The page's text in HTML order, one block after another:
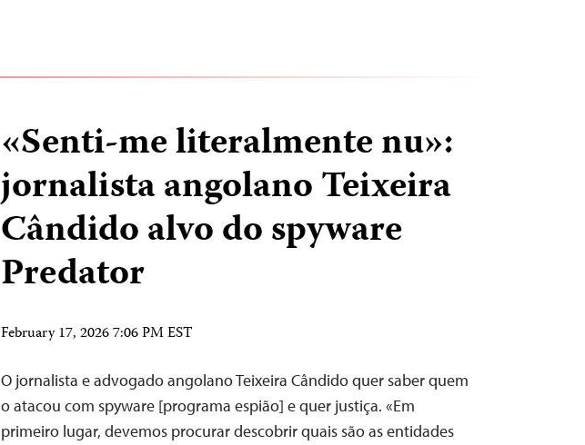
«Senti-me literalmente nu»:
jornalista angolano Teixeira
Cândido alvo do spyware
Predator
February 17, 2026 7:06 PM EST
O jornalista e advogado angolano Teixeira Cândido quer saber quem
o atacou com spyware [programa espião] e quer justiça. «Em
primeiro lugar, devemos procurar descobrir quais são as entidades